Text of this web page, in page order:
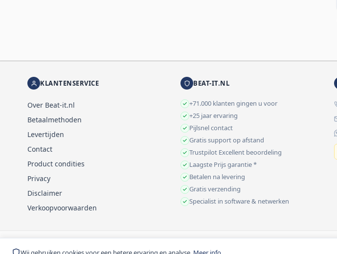
KLANTENSERVICE
Over Beat-it.nl
Betaalmethoden
Levertijden
Contact
Product condities
Privacy
Disclaimer
Verkoopvoorwaarden
BEAT-IT.NL
+71.000 klanten gingen u voor
+25 jaar ervaring
Pijlsnel contact
Gratis support op afstand
Trustpilot Excellent beoordeling
Laagste Prijs garantie *
Betalen na levering
Gratis verzending
Specialist in software & netwerken
© 1999-2026 Beat-it.nl. Vermelde prijzen zijn excl. BTW tenzij anders vermeld.